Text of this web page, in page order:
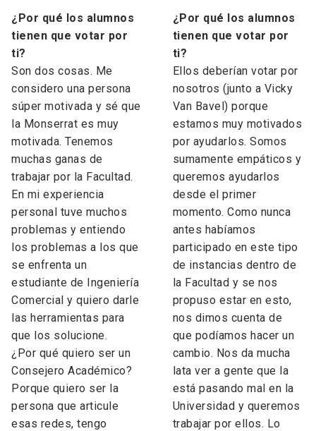
¿Por qué los alumnos
tienen que votar por
ti?
Son dos cosas. Me
considero una persona
súper motivada y sé que
la Monserrat es muy
motivada. Tenemos
muchas ganas de
trabajar por la Facultad.
En mi experiencia
personal tuve muchos
problemas y entiendo
los problemas a los que
se enfrenta un
estudiante de Ingeniería
Comercial y quiero darle
las herramientas para
que los solucione.
¿Por qué quiero ser un
Consejero Académico?
Porque quiero ser la
persona que articule
esas redes, tengo
¿Por qué los alumnos
tienen que votar por
ti?
Ellos deberían votar por
nosotros (junto a Vicky
Van Bavel) porque
estamos muy motivados
por ayudarlos. Somos
sumamente empáticos y
queremos ayudarlos
desde el primer
momento. Como nunca
antes habíamos
participado en este tipo
de instancias dentro de
la Facultad y se nos
propuso estar en esto,
nos dimos cuenta de
que podíamos hacer un
cambio. Nos da mucha
lata ver a gente que la
está pasando mal en la
Universidad y queremos
trabajar por ellos. Lo